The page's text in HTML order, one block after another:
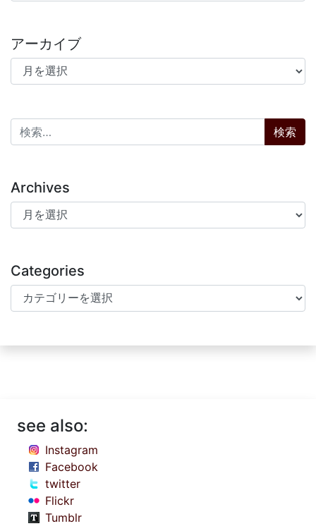
アーカイブ
アーカイブ
検索:
Archives
Archives
Categories
Categories
see also:
Instagram
Facebook
twitter
Flickr
Tumblr